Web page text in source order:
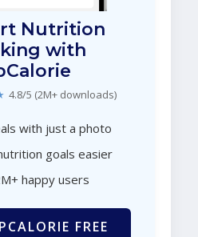
Nutrition
with
4.8/5 (2M+ downloads)
with just a photo
goals easier
happy users
FREE